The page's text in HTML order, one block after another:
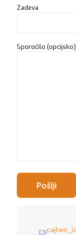
Zadeva
Sporočilo (opcijsko)